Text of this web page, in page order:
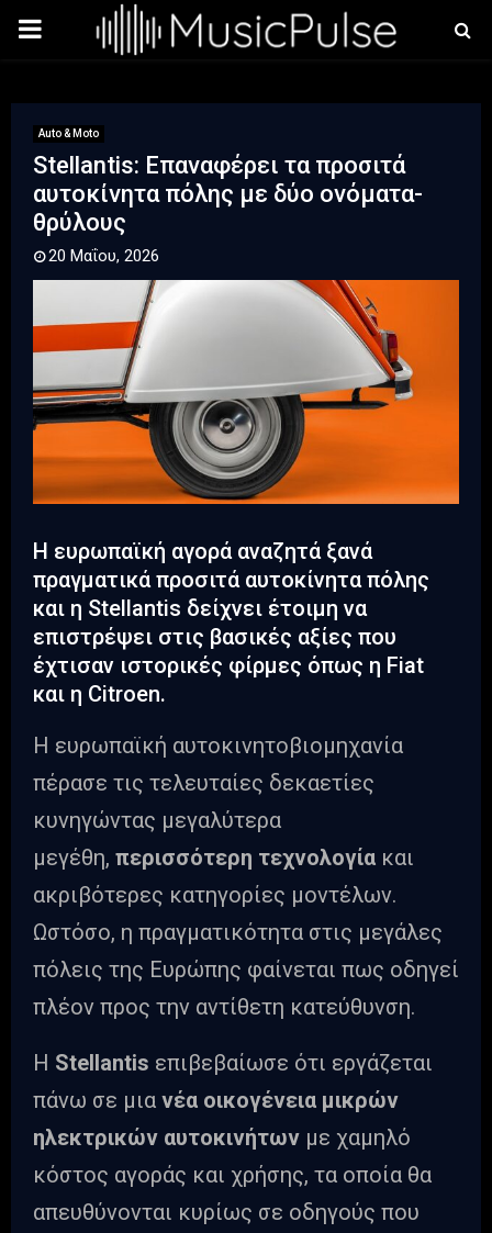
PRIMARY
Auto & Moto
Stellantis: Επαναφέρει τα προσιτά
αυτοκίνητα πόλης με δύο ονόματα-
θρύλους
20 Μαΐου, 2026
Η ευρωπαϊκή αγορά αναζητά ξανά
πραγματικά προσιτά αυτοκίνητα πόλης
και η Stellantis δείχνει έτοιμη να
επιστρέψει στις βασικές αξίες που
έχτισαν ιστορικές φίρμες όπως η Fiat
και η Citroen.
Η ευρωπαϊκή αυτοκινητοβιομηχανία
πέρασε τις τελευταίες δεκαετίες
κυνηγώντας μεγαλύτερα
μεγέθη, περισσότερη τεχνολογία και
ακριβότερες κατηγορίες μοντέλων.
Ωστόσο, η πραγματικότητα στις μεγάλες
πόλεις της Ευρώπης φαίνεται πως οδηγεί
πλέον προς την αντίθετη κατεύθυνση.
Η Stellantis επιβεβαίωσε ότι εργάζεται
πάνω σε μια νέα οικογένεια μικρών
ηλεκτρικών αυτοκινήτων με χαμηλό
κόστος αγοράς και χρήσης, τα οποία θα
απευθύνονται κυρίως σε οδηγούς που